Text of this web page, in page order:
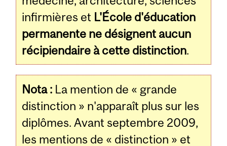
infirmières et L'École d'éducation
permanente ne désignent aucun
récipiendaire à cette distinction.
Nota : La mention de « grande
distinction » n'apparaît plus sur les
diplômes. Avant septembre 2009,
les mentions de « distinction » et